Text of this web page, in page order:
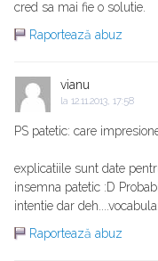
cred sa mai fie o solutie.
Raportează abuz
vianu
la 12.11.2013, 17:58
PS patetic: care
explicatiile sunt date
insemna patetic :D
intentie dar
Raportează abuz